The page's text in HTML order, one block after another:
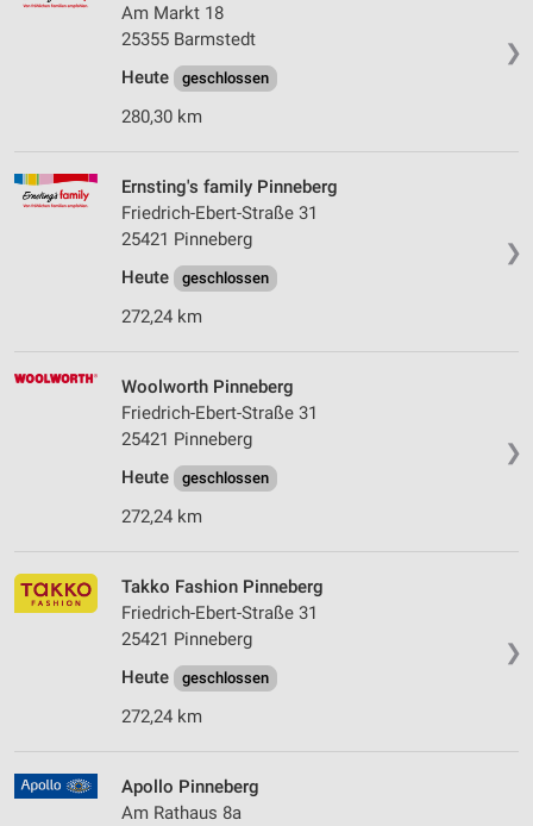
❯
Am Markt 18
25355 Barmstedt
Heute
geschlossen
280,30 km
❯
Ernsting's family Pinneberg
Friedrich-Ebert-Straße 31
25421 Pinneberg
Heute
geschlossen
272,24 km
❯
Woolworth Pinneberg
Friedrich-Ebert-Straße 31
25421 Pinneberg
Heute
geschlossen
272,24 km
❯
Takko Fashion Pinneberg
Friedrich-Ebert-Straße 31
25421 Pinneberg
Heute
geschlossen
272,24 km
Apollo Pinneberg
Am Rathaus 8a